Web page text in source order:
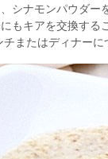
シナモンパウダー
もキアを交換する
またはディナー